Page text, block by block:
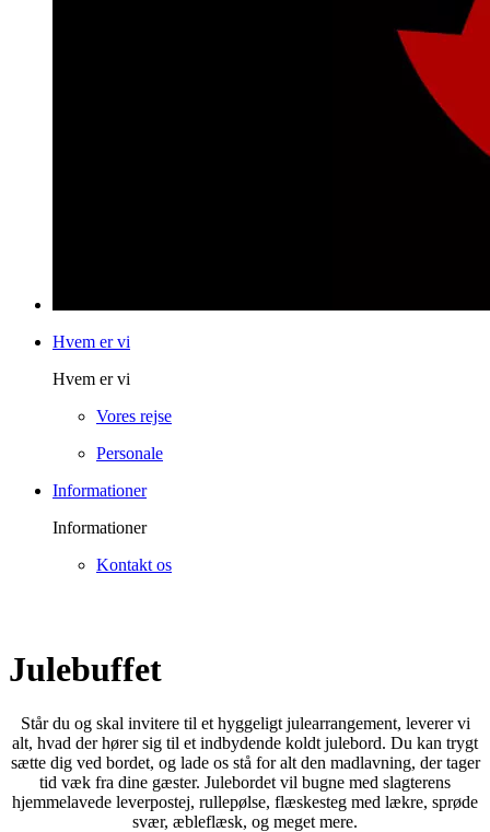
Hvem er vi
Hvem er vi
Vores rejse
Personale
Informationer
Informationer
Kontakt os
Julebuffet
Står du og skal invitere til et hyggeligt julearrangement, leverer vi
alt, hvad der hører sig til et indbydende koldt julebord. Du kan trygt
sætte dig ved bordet, og lade os stå for alt den madlavning, der tager
tid væk fra dine gæster. Julebordet vil bugne med slagterens
hjemmelavede leverpostej, rullepølse, flæskesteg med lækre, sprøde
svær, æbleflæsk, og meget mere.